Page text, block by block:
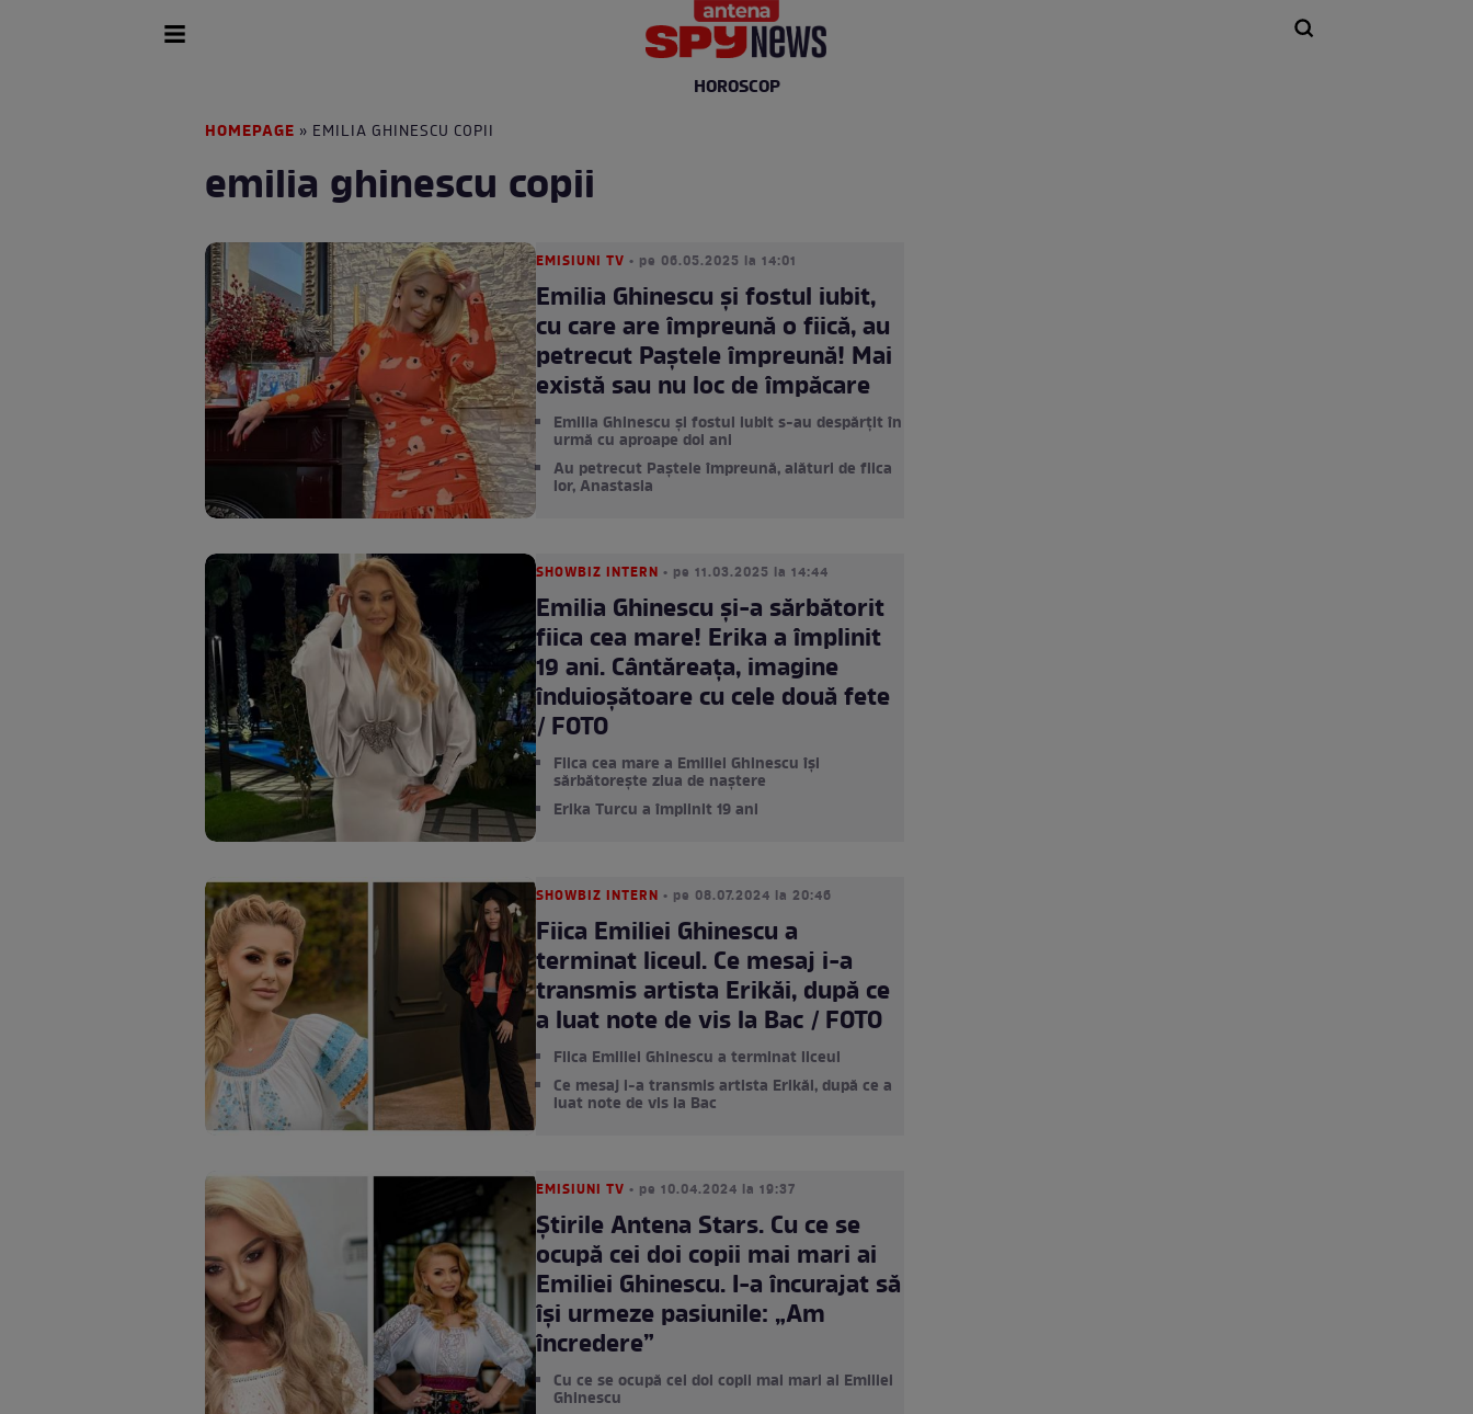
HOROSCOP
HOMEPAGE » EMILIA GHINESCU COPII
emilia ghinescu copii
EMISIUNI TV • pe 06.05.2025 la 14:01
Emilia Ghinescu și fostul iubit,
cu care are împreună o fiică, au
petrecut Paștele împreună! Mai
există sau nu loc de împăcare
Emilia Ghinescu și fostul iubit s-au despărțit în
urmă cu aproape doi ani
Au petrecut Paștele împreună, alături de fiica
lor, Anastasia
SHOWBIZ INTERN • pe 11.03.2025 la 14:44
Emilia Ghinescu și-a sărbătorit
fiica cea mare! Erika a împlinit
19 ani. Cântăreața, imagine
înduioșătoare cu cele două fete
/ FOTO
Fiica cea mare a Emiliei Ghinescu își
sărbătorește ziua de naștere
Erika Turcu a împlinit 19 ani
SHOWBIZ INTERN • pe 08.07.2024 la 20:46
Fiica Emiliei Ghinescu a
terminat liceul. Ce mesaj i-a
transmis artista Erikăi, după ce
a luat note de vis la Bac / FOTO
Fiica Emiliei Ghinescu a terminat liceul
Ce mesaj i-a transmis artista Erikăi, după ce a
luat note de vis la Bac
EMISIUNI TV • pe 10.04.2024 la 19:37
Știrile Antena Stars. Cu ce se
ocupă cei doi copii mai mari ai
Emiliei Ghinescu. I-a încurajat să
își urmeze pasiunile: „Am
încredere”
Cu ce se ocupă cei doi copii mai mari ai Emiliei
Ghinescu